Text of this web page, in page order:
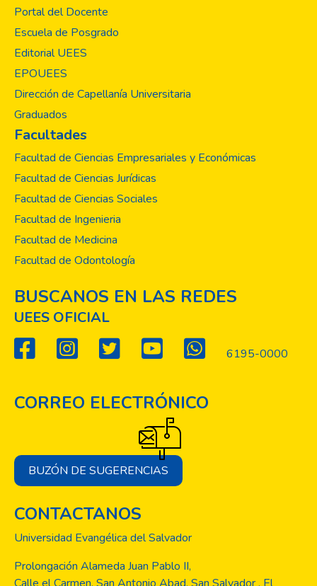
Portal del Docente
Escuela de Posgrado
Editorial UEES
EPOUEES
Dirección de Capellanía Universitaria
Graduados
Facultades
Facultad de Ciencias Empresariales y Económicas
Facultad de Ciencias Jurídicas
Facultad de Ciencias Sociales
Facultad de Ingenieria
Facultad de Medicina
Facultad de Odontología
BUSCANOS EN LAS REDES
UEES OFICIAL
6195-0000
CORREO ELECTRÓNICO
BUZÓN DE SUGERENCIAS
CONTACTANOS
Universidad Evangélica del Salvador
Prolongación Alameda Juan Pablo II,